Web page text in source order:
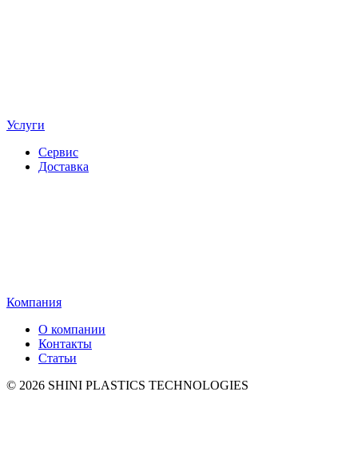
Услуги
Сервис
Доставка
Компания
О компании
Контакты
Статьи
© 2026 SHINI PLASTICS TECHNOLOGIES